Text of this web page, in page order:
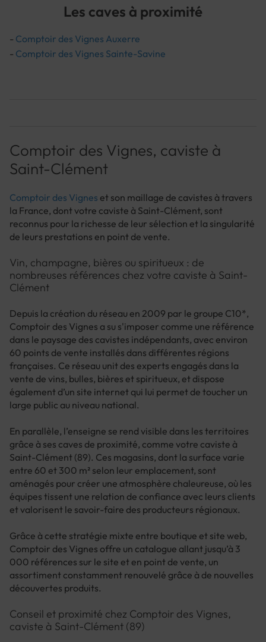
Les caves à proximité
- Comptoir des Vignes Auxerre
- Comptoir des Vignes Sainte-Savine
Comptoir des Vignes, caviste à
Saint-Clément
Comptoir des Vignes et son maillage de cavistes à travers
la France, dont votre caviste à Saint-Clément, sont
reconnus pour la richesse de leur sélection et la singularité
de leurs prestations en point de vente.
Vin, champagne, bières ou spiritueux : de
nombreuses références chez votre caviste à Saint-
Clément
Depuis la création du réseau en 2009 par le groupe C10*,
Comptoir des Vignes a su s'imposer comme une référence
dans le paysage des cavistes indépendants, avec environ
60 points de vente installés dans différentes régions
françaises. Ce réseau unit des experts engagés dans la
vente de vins, bulles, bières et spiritueux, et dispose
également d’un site internet qui lui permet de toucher un
large public au niveau national.
En parallèle, l’enseigne se rend visible dans les territoires
grâce à ses caves de proximité, comme votre caviste à
Saint-Clément (89). Ces magasins, dont la surface varie
entre 60 et 300 m² selon leur emplacement, sont
aménagés pour créer une atmosphère chaleureuse, où les
équipes tissent une relation de confiance avec leurs clients
et valorisent le savoir-faire des producteurs régionaux.
Grâce à cette stratégie mixte entre boutique et site web,
Comptoir des Vignes offre un catalogue allant jusqu’à 3
000 références sur le site et en point de vente, un
assortiment constamment renouvelé grâce à de nouvelles
découvertes produits.
Conseil et proximité chez Comptoir des Vignes,
caviste à Saint-Clément (89)